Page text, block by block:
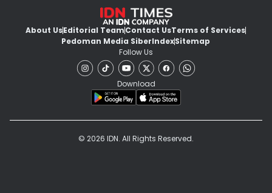
About UsEditorial TeamContact UsTerms of Services
Pedoman Media SiberIndexSitemap
Follow Us
Download
© 2026 IDN. All Rights Reserved.